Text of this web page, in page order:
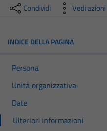
Condividi Vedi azioni
INDICE DELLA PAGINA
Persona
Unità organizzativa
Date
Ulteriori informazioni